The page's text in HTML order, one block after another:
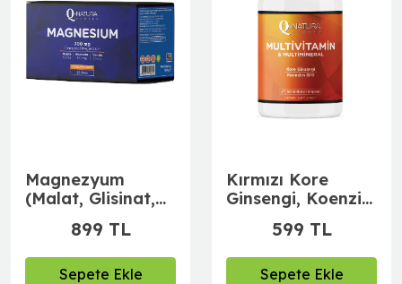
Magnezyum
(Malat, Glisinat,
Aromalı 30 Saşe
899 TL
Sepete Ekle
Kırmızı Kore
Ginsengi, Koenzim
ve Multimineral
30 Bitkisel Kapsül
599 TL
Sepete Ekle